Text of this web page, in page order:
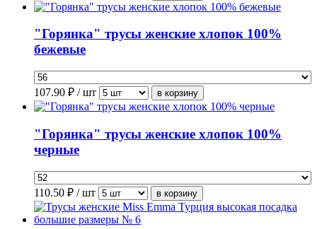
"Горянка" трусы женские хлопок 100%
бежевые
107.90 ₽ / шт
"Горянка" трусы женские хлопок 100%
черные
110.50 ₽ / шт